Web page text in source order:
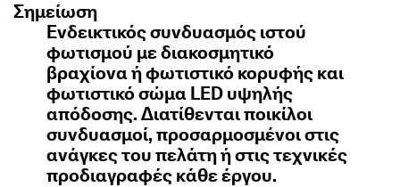
Σημείωση
Ενδεικτικός συνδυασμός ιστού
φωτισμού με διακοσμητικό
βραχίονα ή φωτιστικό κορυφής και
φωτιστικό σώμα LED υψηλής
απόδοσης. Διατίθενται ποικίλοι
συνδυασμοί, προσαρμοσμένοι στις
ανάγκες του πελάτη ή στις τεχνικές
προδιαγραφές κάθε έργου.